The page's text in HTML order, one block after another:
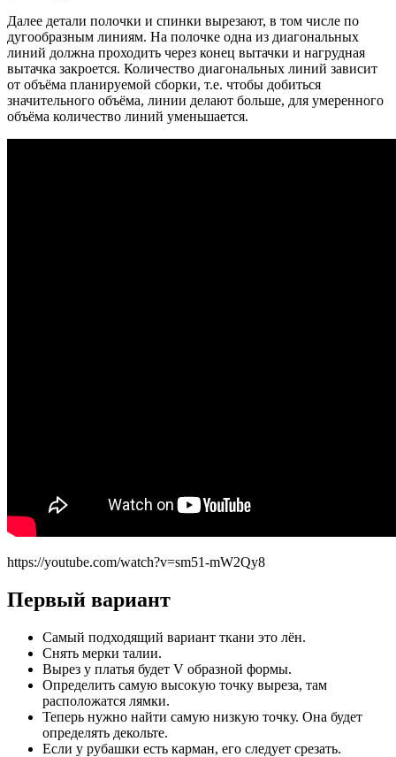
Далее детали полочки и спинки вырезают, в том числе по
дугообразным линиям. На полочке одна из диагональных
линий должна проходить через конец вытачки и нагрудная
вытачка закроется. Количество диагональных линий зависит
от объёма планируемой сборки, т.е. чтобы добиться
значительного объёма, линии делают больше, для умеренного
объёма количество линий уменьшается.
https://youtube.com/watch?v=sm51-mW2Qy8
Первый вариант
Самый подходящий вариант ткани это лён.
Снять мерки талии.
Вырез у платья будет V образной формы.
Определить самую высокую точку выреза, там
расположатся лямки.
Теперь нужно найти самую низкую точку. Она будет
определять декольте.
Если у рубашки есть карман, его следует срезать.